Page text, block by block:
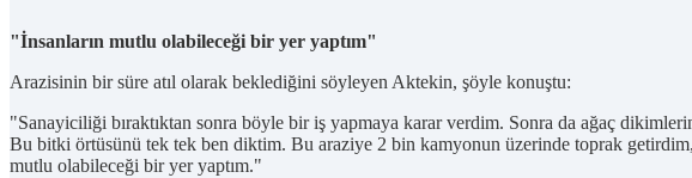
"İnsanların mutlu olabileceği bir yer yaptım"
Arazisinin bir süre atıl olarak beklediğini söyleyen Aktekin, şöyle konuştu:
"Sanayiciliği bıraktıktan sonra böyle bir iş yapmaya karar verdim. Sonra da ağaç
Bu bitki örtüsünü tek tek ben diktim. Bu araziye 2 bin kamyonun üzerinde toprak getirdim,
mutlu olabileceği bir yer yaptım."